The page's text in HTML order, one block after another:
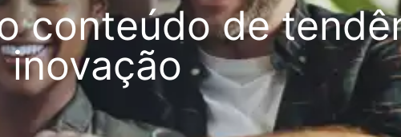
conteúdo de
inovação